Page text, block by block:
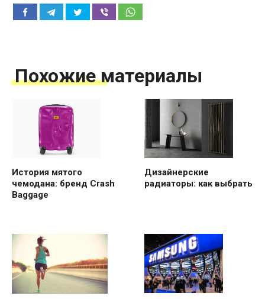
Похожие материалы
История мятого
чемодана: бренд Crash
Baggage
Дизайнерские
радиаторы: как выбрать